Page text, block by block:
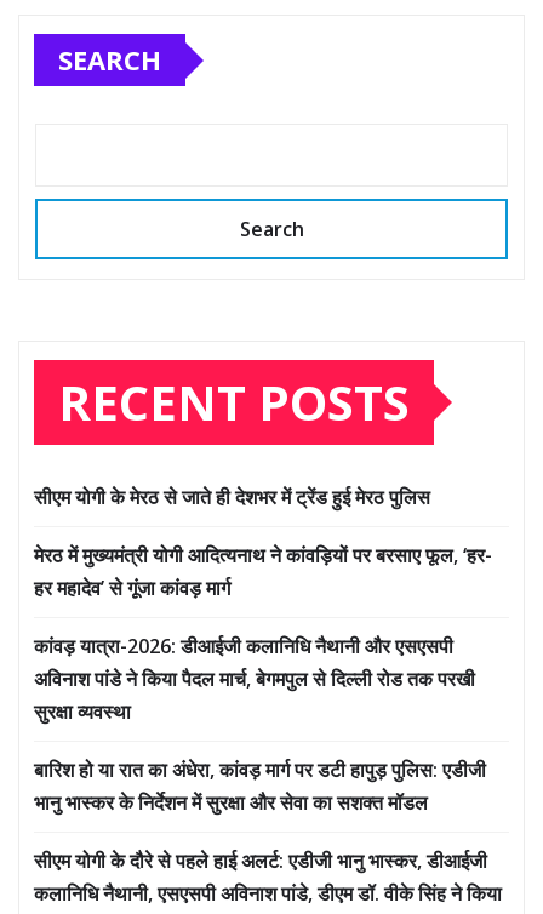
SEARCH
Search
RECENT POSTS
सीएम योगी के मेरठ से जाते ही देशभर में ट्रेंड हुई मेरठ पुलिस
मेरठ में मुख्यमंत्री योगी आदित्यनाथ ने कांवड़ियों पर बरसाए फूल, ‘हर-
हर महादेव’ से गूंजा कांवड़ मार्ग
कांवड़ यात्रा-2026: डीआईजी कलानिधि नैथानी और एसएसपी
अविनाश पांडे ने किया पैदल मार्च, बेगमपुल से दिल्ली रोड तक परखी
सुरक्षा व्यवस्था
बारिश हो या रात का अंधेरा, कांवड़ मार्ग पर डटी हापुड़ पुलिस: एडीजी
भानु भास्कर के निर्देशन में सुरक्षा और सेवा का सशक्त मॉडल
सीएम योगी के दौरे से पहले हाई अलर्ट: एडीजी भानु भास्कर, डीआईजी
कलानिधि नैथानी, एसएसपी अविनाश पांडे, डीएम डॉ. वीके सिंह ने किया